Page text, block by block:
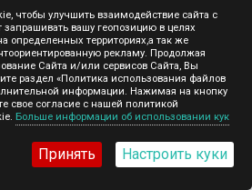
чтобы улучшить взаимодействие сайта с
вашу геопозицию в целях
определенных территориях,а так же
рекламу. Продолжая
Сайта и/или сервисов Сайта, Вы
раздел «Политика использования файлов
информации. Нажимая на кнопку
свое согласие с нашей политикой
Больше информации об использовании кук
Принять Настроить куки